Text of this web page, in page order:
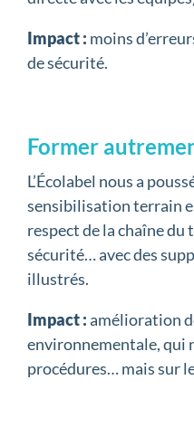
Impact : moins
de sécurité.
Former
L’Écolabel nous a
sensibilisation terrain
respect de la chaîne du
sécurité… avec des
illustrés.
Impact :amélioration
environnementale, qui
procédures… mais sur